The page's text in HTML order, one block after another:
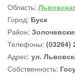
Область:
Город: Буск
Район:
Телефоны: (03264)
Адрес: ул.
Собственность: